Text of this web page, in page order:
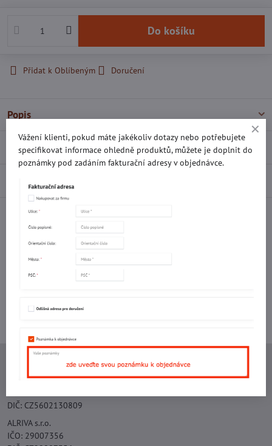
Do košíku
Přidat k Oblíbeným Doručení
Popis
Recenze 0
Facebook TwitterBluesky
Potřebujete poradit s objednávkou?
Kontaktujte nás:
+420 577 523 563
Ing. Vojtěch Lečbych - IVL
DIČ: CZ5602130809
ALRIVA s.r.o.
IČO: 29007356
Vážení klienti, pokud máte jakékoliv dotazy nebo potřebujete
specifikovat informace ohledně produktů, můžete je doplnit do
poznámky pod zadáním fakturační adresy v objednávce.